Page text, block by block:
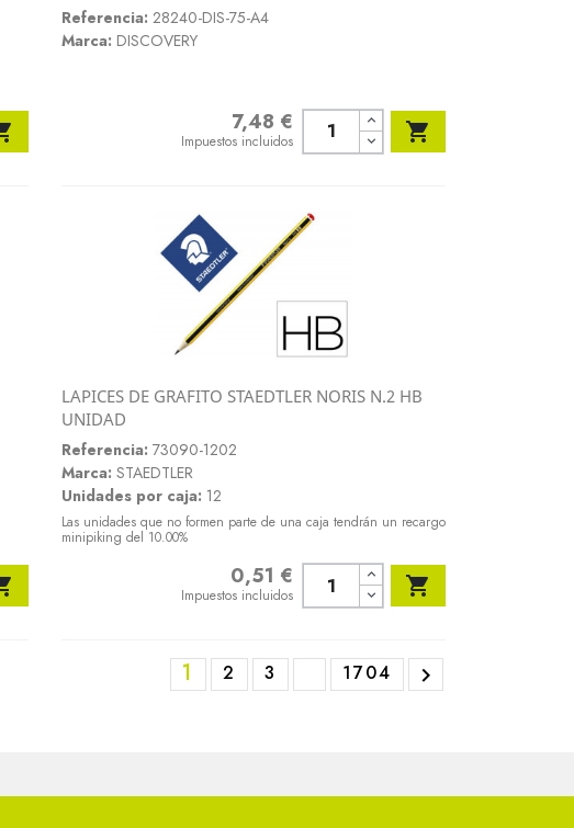
Referencia: 28240-DIS-75-A4
Marca: DISCOVERY
7,48 €
Impuestos incluidos 
LAPICES DE GRAFITO STAEDTLER NORIS N.2 HB
UNIDAD
Referencia: 73090-1202
Marca: STAEDTLER
Unidades por caja: 12
Las unidades que no formen parte de una caja tendrán un recargo
minipiking del 10.00%
0,51 €
Impuestos incluidos 
1 2 3 1704 